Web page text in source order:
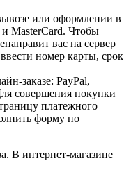
или оформлении в
и MasterCard. Чтобы
вас на сервер
номер карты, срок
заказе: PayPal,
совершения покупки
платежного
форму по
В интернет-магазине